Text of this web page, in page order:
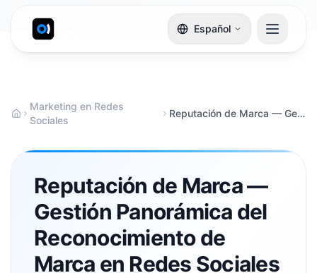
Español
Marketing en Redes
Sociales
Reputación de Marca — Gestión Panorámica del Reconocimiento de Marca en Redes Sociales
Reputación de Marca —
Gestión Panorámica del
Reconocimiento de
Marca en Redes Sociales